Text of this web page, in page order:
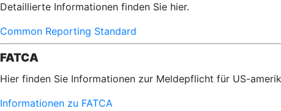
Detaillierte Informationen finden Sie hier.
Common Reporting Standard
FATCA
Hier finden Sie Informationen zur Meldepflicht für US-
Informationen zu FATCA